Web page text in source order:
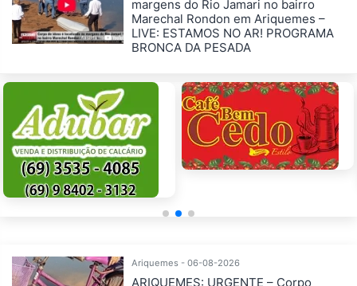
margens do Rio Jamari no bairro
Marechal Rondon em Ariquemes –
LIVE: ESTAMOS NO AR! PROGRAMA
BRONCA DA PESADA
Ariquemes - 06-08-2026
ARIQUEMES: URGENTE – Corpo